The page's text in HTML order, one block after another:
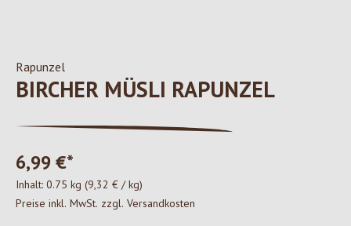
Rapunzel
BIRCHER MÜSLI RAPUNZEL
6,99 €*
Inhalt: 0.75 kg (9,32 € / kg)
Preise inkl. MwSt. zzgl. Versandkosten